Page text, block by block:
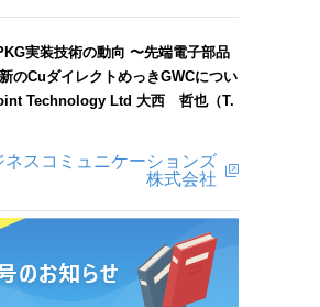
実装技術の動向 〜先端電子部品
のCuダイレクトめっきGWCについ
Technology Ltd 大西 哲也（T.
ネスコミュニケーションズ
株式会社